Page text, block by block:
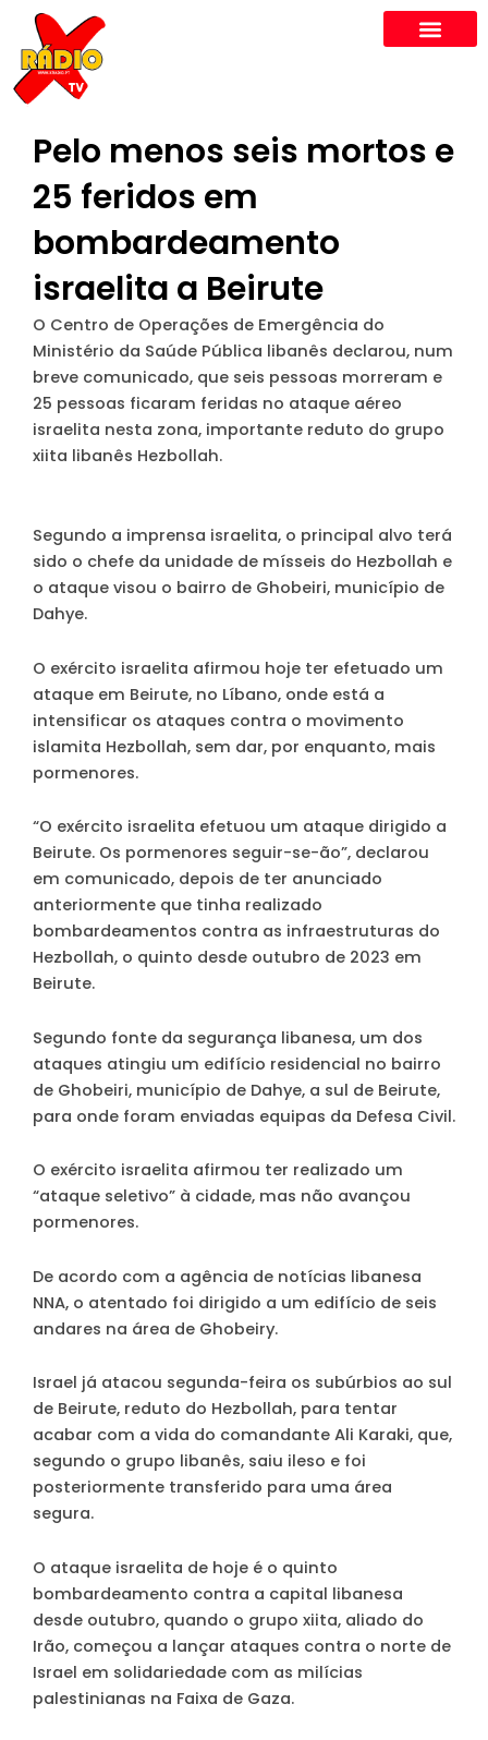
content
Pelo menos seis mortos e
25 feridos em
bombardeamento
israelita a Beirute
O Centro de Operações de Emergência do
Ministério da Saúde Pública libanês declarou, num
breve comunicado, que seis pessoas morreram e
25 pessoas ficaram feridas no ataque aéreo
israelita nesta zona, importante reduto do grupo
xiita libanês Hezbollah.
Segundo a imprensa israelita, o principal alvo terá
sido o chefe da unidade de mísseis do Hezbollah e
o ataque visou o bairro de Ghobeiri, município de
Dahye.
O exército israelita afirmou hoje ter efetuado um
ataque em Beirute, no Líbano, onde está a
intensificar os ataques contra o movimento
islamita Hezbollah, sem dar, por enquanto, mais
pormenores.
“O exército israelita efetuou um ataque dirigido a
Beirute. Os pormenores seguir-se-ão”, declarou
em comunicado, depois de ter anunciado
anteriormente que tinha realizado
bombardeamentos contra as infraestruturas do
Hezbollah, o quinto desde outubro de 2023 em
Beirute.
Segundo fonte da segurança libanesa, um dos
ataques atingiu um edifício residencial no bairro
de Ghobeiri, município de Dahye, a sul de Beirute,
para onde foram enviadas equipas da Defesa Civil.
O exército israelita afirmou ter realizado um
“ataque seletivo” à cidade, mas não avançou
pormenores.
De acordo com a agência de notícias libanesa
NNA, o atentado foi dirigido a um edifício de seis
andares na área de Ghobeiry.
Israel já atacou segunda-feira os subúrbios ao sul
de Beirute, reduto do Hezbollah, para tentar
acabar com a vida do comandante Ali Karaki, que,
segundo o grupo libanês, saiu ileso e foi
posteriormente transferido para uma área
segura.
O ataque israelita de hoje é o quinto
bombardeamento contra a capital libanesa
desde outubro, quando o grupo xiita, aliado do
Irão, começou a lançar ataques contra o norte de
Israel em solidariedade com as milícias
palestinianas na Faixa de Gaza.